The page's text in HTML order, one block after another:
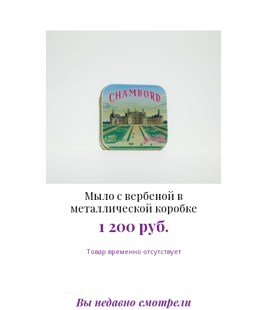
Мыло с вербеной в
металлической коробке
Шамбор 100 гр.
1 200 руб.
Товар временно отсутствует
Вы недавно смотрели